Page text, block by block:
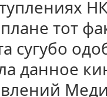
тот
сугубо
данное